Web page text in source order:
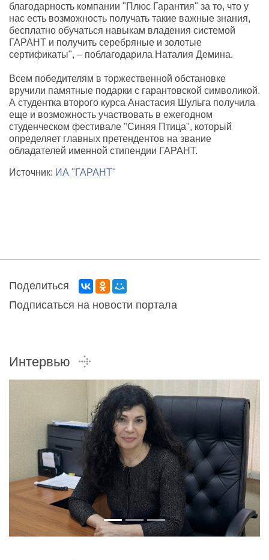
благодарность компании "Плюс Гарантия" за то, что у
нас есть возможность получать такие важные знания,
бесплатно обучаться навыкам владения системой
ГАРАНТ и получить серебряные и золотые
сертификаты", – поблагодарила Наталия Демина.
Всем победителям в торжественной обстановке
вручили памятные подарки с гарантовской символикой.
А студентка второго курса Анастасия Шульга получила
еще и возможность участвовать в ежегодном
студенческом фестивале "Синяя Птица", который
определяет главных претендентов на звание
обладателей именной стипендии ГАРАНТ.
Источник: ИА "ГАРАНТ"
Поделиться
Подписаться на новости портала
Интервью